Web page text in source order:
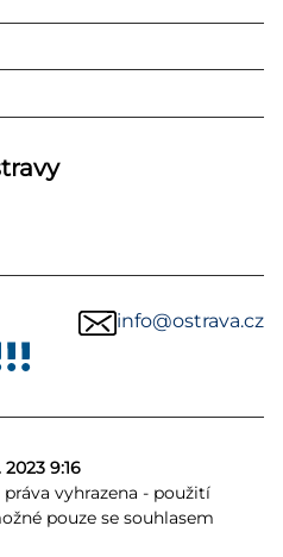
info@ostrava.cz
2023 9:16
vyhrazena - použití
pouze se souhlasem